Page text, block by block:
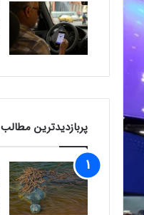
پربازدیدترین مطالب